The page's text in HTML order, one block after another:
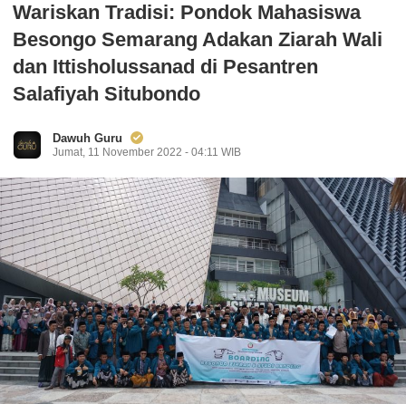
Wariskan Tradisi: Pondok Mahasiswa
Besongo Semarang Adakan Ziarah Wali
dan Ittisholussanad di Pesantren
Salafiyah Situbondo
Dawuh Guru
Jumat, 11 November 2022 - 04:11 WIB